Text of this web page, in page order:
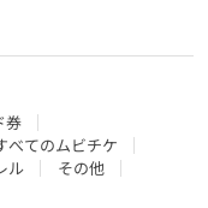
券
べてのムビチケ
ル
その他